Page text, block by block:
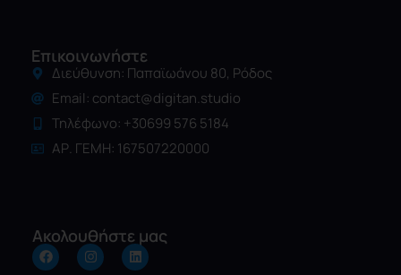
Επικοινωνήστε
Διεύθυνση: Παπαϊωάνου 80, Ρόδος
Email: contact@digitan.studio
Τηλέφωνο: +30699 576 5184
ΑΡ. ΓΕΜΗ: 167507220000
Ακολουθήστε μας